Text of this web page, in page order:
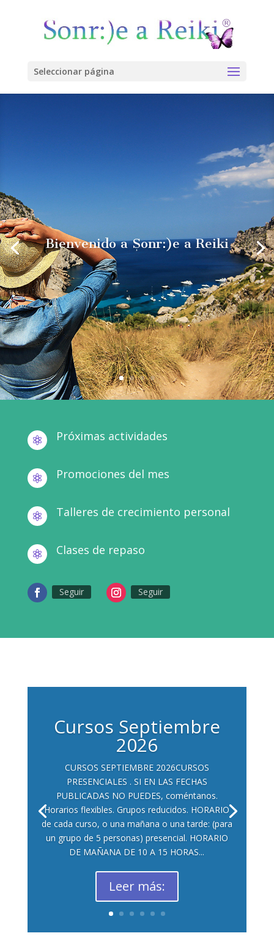
Seleccionar página
Bienvenido a Sonr:)e a Reiki
 Próximas actividades
 Promociones del mes
 Talleres de crecimiento personal
 Clases de repaso
Seguir Seguir
Cursos Septiembre
2026
CURSOS SEPTIEMBRE 2026CURSOS
PRESENCIALES . SI EN LAS FECHAS
PUBLICADAS NO PUEDES, coméntanos.
Horarios flexibles. Grupos reducidos. HORARIO
de cada curso, o una mañana o una tarde: (para
un grupo de 5 personas) presencial. HORARIO
DE MAÑANA DE 10 A 15 HORAS...
Leer más: